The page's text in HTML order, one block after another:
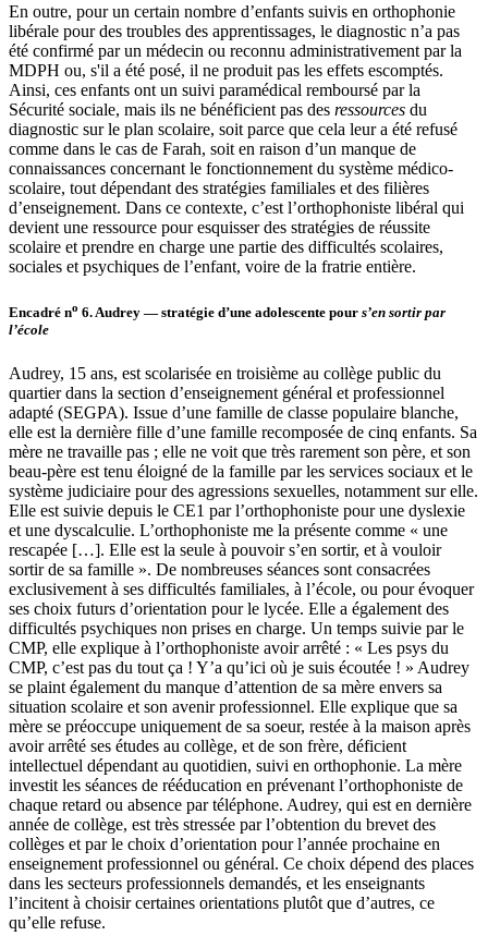
En outre, pour un certain nombre d’enfants suivis en orthophonie
libérale pour des troubles des apprentissages, le diagnostic n’a pas
été confirmé par un médecin ou reconnu administrativement par la
MDPH ou, s'il a été posé, il ne produit pas les effets escomptés.
Ainsi, ces enfants ont un suivi paramédical remboursé par la
Sécurité sociale, mais ils ne bénéficient pas des ressources du
diagnostic sur le plan scolaire, soit parce que cela leur a été refusé
comme dans le cas de Farah, soit en raison d’un manque de
connaissances concernant le fonctionnement du système médico-
scolaire, tout dépendant des stratégies familiales et des filières
d’enseignement. Dans ce contexte, c’est l’orthophoniste libéral qui
devient une ressource pour esquisser des stratégies de réussite
scolaire et prendre en charge une partie des difficultés scolaires,
sociales et psychiques de l’enfant, voire de la fratrie entière.
Encadré no 6.Audrey — stratégie d’une adolescente pour s’en sortir par
l’école
Audrey, 15 ans, est scolarisée en troisième au collège public du
quartier dans la section d’enseignement général et professionnel
adapté (SEGPA). Issue d’une famille de classe populaire blanche,
elle est la dernière fille d’une famille recomposée de cinq enfants. Sa
mère ne travaille pas ; elle ne voit que très rarement son père, et son
beau-père est tenu éloigné de la famille par les services sociaux et le
système judiciaire pour des agressions sexuelles, notamment sur elle.
Elle est suivie depuis le CE1 par l’orthophoniste pour une dyslexie
et une dyscalculie. L’orthophoniste me la présente comme « une
rescapée […]. Elle est la seule à pouvoir s’en sortir, et à vouloir
sortir de sa famille ». De nombreuses séances sont consacrées
exclusivement à ses difficultés familiales, à l’école, ou pour évoquer
ses choix futurs d’orientation pour le lycée. Elle a également des
difficultés psychiques non prises en charge. Un temps suivie par le
CMP, elle explique à l’orthophoniste avoir arrêté : « Les psys du
CMP, c’est pas du tout ça ! Y’a qu’ici où je suis écoutée ! » Audrey
se plaint également du manque d’attention de sa mère envers sa
situation scolaire et son avenir professionnel. Elle explique que sa
mère se préoccupe uniquement de sa soeur, restée à la maison après
avoir arrêté ses études au collège, et de son frère, déficient
intellectuel dépendant au quotidien, suivi en orthophonie. La mère
investit les séances de rééducation en prévenant l’orthophoniste de
chaque retard ou absence par téléphone. Audrey, qui est en dernière
année de collège, est très stressée par l’obtention du brevet des
collèges et par le choix d’orientation pour l’année prochaine en
enseignement professionnel ou général. Ce choix dépend des places
dans les secteurs professionnels demandés, et les enseignants
l’incitent à choisir certaines orientations plutôt que d’autres, ce
qu’elle refuse.